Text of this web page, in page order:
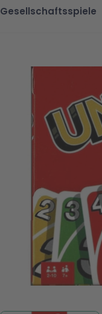
Gesellschaftsspiele